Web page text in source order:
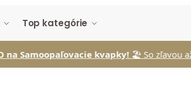
Top kategórie
kvapky!🏖️ So zľavou až -30%!